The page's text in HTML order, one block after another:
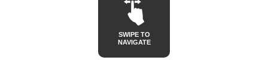
SWIPE TO
NAVIGATE